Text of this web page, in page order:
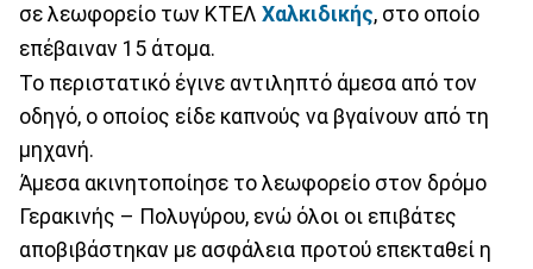
σε λεωφορείο των ΚΤΕΛ Χαλκιδικής, στο οποίο
επέβαιναν 15 άτομα.
Το περιστατικό έγινε αντιληπτό άμεσα από τον
οδηγό, ο οποίος είδε καπνούς να βγαίνουν από τη
μηχανή.
Άμεσα ακινητοποίησε το λεωφορείο στον δρόμο
Γερακινής – Πολυγύρου, ενώ όλοι οι επιβάτες
αποβιβάστηκαν με ασφάλεια προτού επεκταθεί η